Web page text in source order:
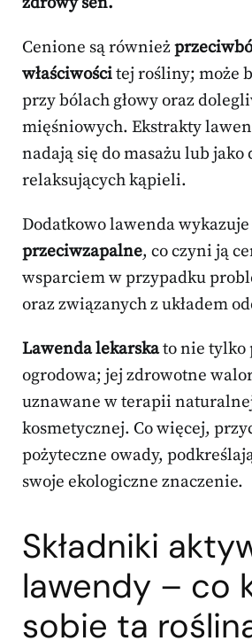
Cenione są również
właściwościtej rośliny; może
przy bólach głowy oraz
mięśniowych. Ekstrakty
nadają się do masażu lub jako
relaksujących kąpieli.
Dodatkowo lawenda wykazuje
przeciwzapalne, co czyni ją
wsparciem w przypadku
oraz związanych z układem
Lawenda lekarskato nie tylko
ogrodowa; jej zdrowotne
uznawane w terapii
kosmetycznej. Co więcej,
pożyteczne owady,
swoje ekologiczne znaczenie.
Składniki
lawendy – co
sobie ta